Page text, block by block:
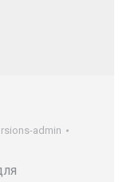
admin